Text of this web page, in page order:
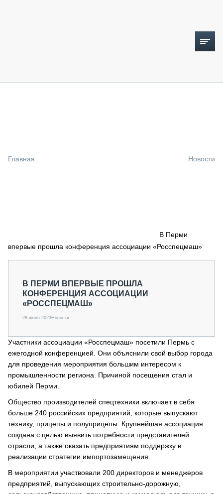
СПЕЦПРОЕКТЫ
О ПРОЕКТЕ
Главная Новости
В Перми
впервые прошла конференция ассоциации «Росспецмаш»
В ПЕРМИ ВПЕРВЫЕ ПРОШЛА
КОНФЕРЕНЦИЯ АССОЦИАЦИИ
«РОССПЕЦМАШ»
28 июня 2023Новости
Участники ассоциации «Росспецмаш» посетили Пермь с
ежегодной конференцией. Они объяснили свой выбор города
для проведения мероприятия большим интересом к
промышленности региона. Причиной посещения стал и
юбилей Перми.
Общество производителей спецтехники включает в себя
больше 240 российских предприятий, которые выпускают
технику, прицепы и полуприцепы. Крупнейшая ассоциация
создана с целью выявить потребности представителей
отрасли, а также оказать предприятиям поддержку в
реализации стратегии импортозамещения.
В мероприятии участвовали 200 директоров и менеджеров
предприятий, выпускающих строительно-дорожную,